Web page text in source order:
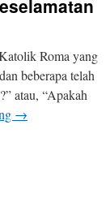
Roma yang
beberapa telah
atau, “Apakah
→